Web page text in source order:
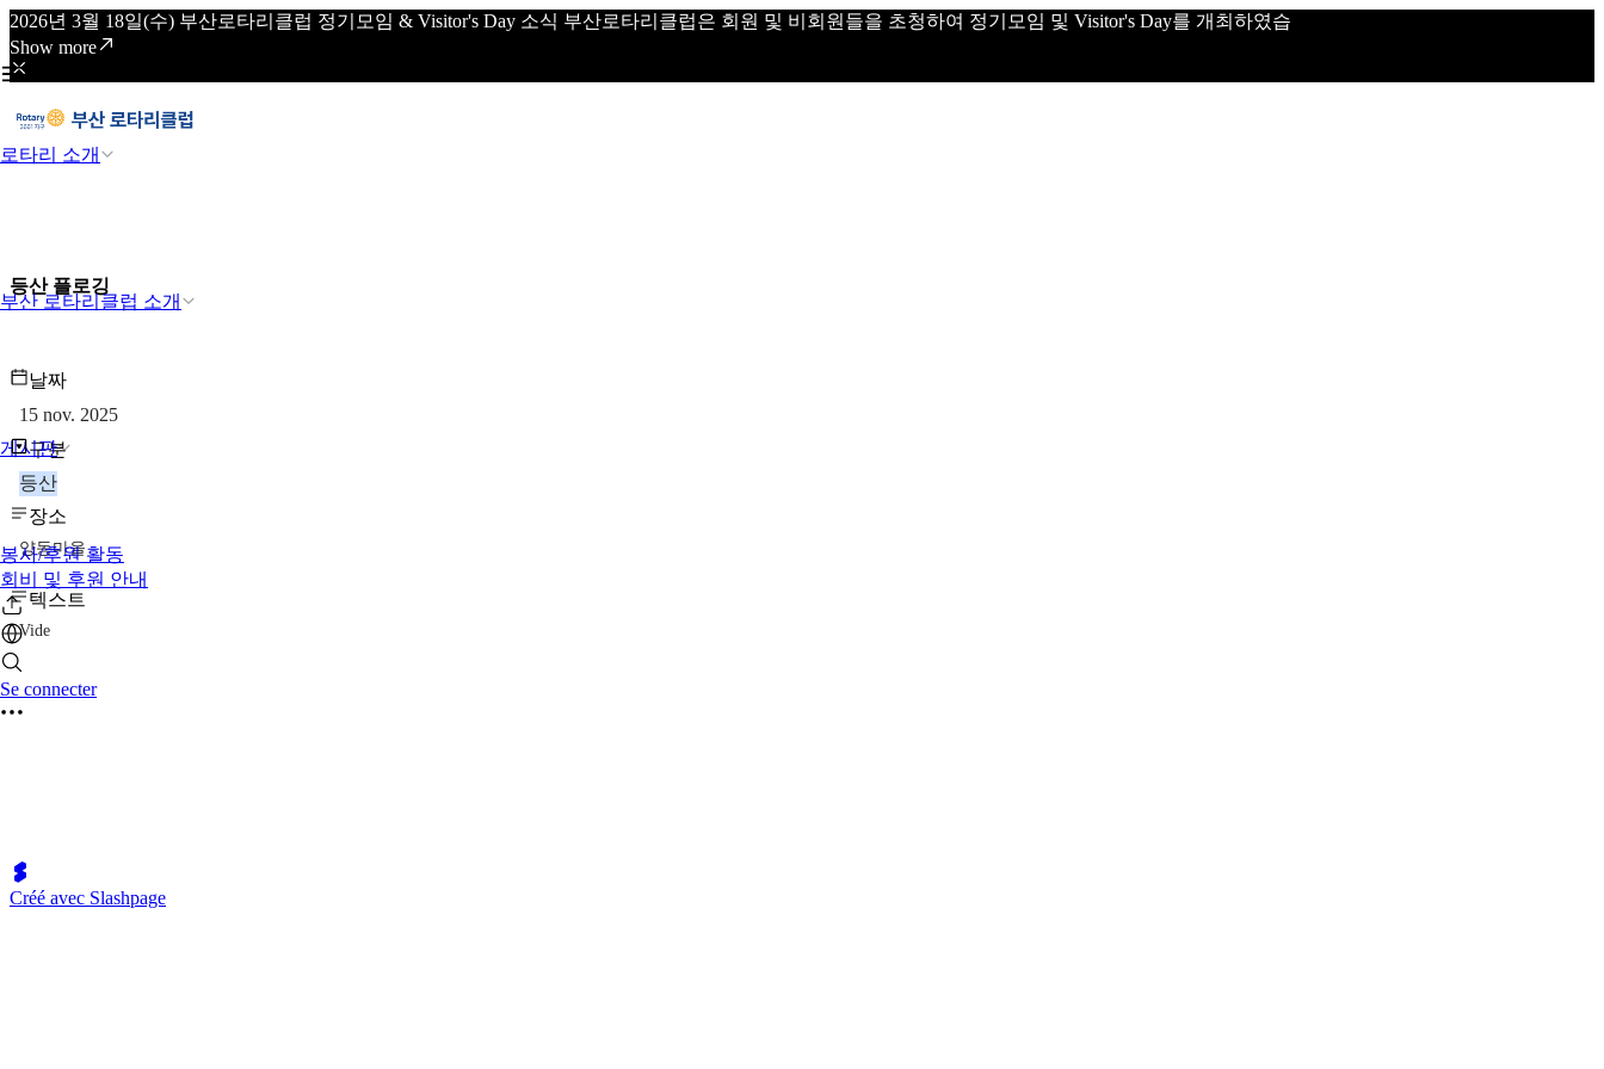
2026년 3월 18일(수) 부산로타리클럽 정기모임 & Visitor's Day 소식 부산로타리클럽은 회원 및 비회원들을 초청하여 정기모임 및 Visitor's Day를 개최하였습
Show more
로타리 소개
부산 로타리클럽 소개
게시판
봉사/후원 활동
회비 및 후원 안내
Se connecter
등산 플로깅
날짜
15 nov. 2025
구분
등산
장소
양동마을
텍스트
Vide
Créé avec Slashpage